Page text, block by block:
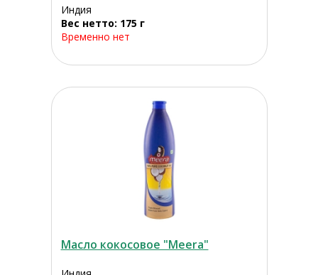
Индия
Вес нетто: 175 г
Временно нет
Масло кокосовое "Meera"